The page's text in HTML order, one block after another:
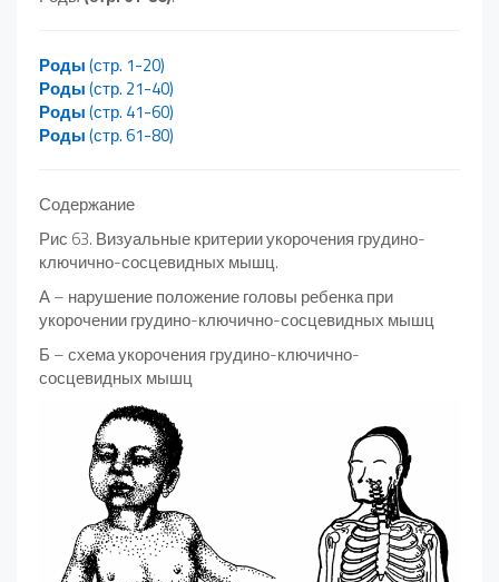
Роды(стр. 1-20)
Роды(стр. 21-40)
Роды(стр. 41-60)
Роды(стр. 61-80)
Содержание
Рис 63. Визуальные критерии укорочения грудино-
ключично-сосцевидных мышц.
А – нарушение положение головы ребенка при
укорочении грудино-ключично-сосцевидных мышц
Б – схема укорочения грудино-ключично-
сосцевидных мышц